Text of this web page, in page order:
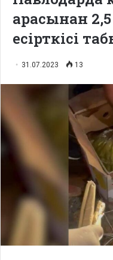
арасынан
есірткісі
31.07.2023 13